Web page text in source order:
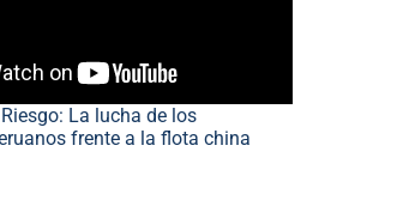
La lucha de los
frente a la flota china